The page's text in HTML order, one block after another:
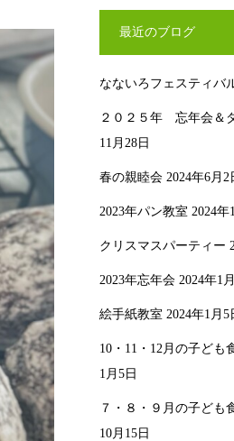
最近のブログ
なないろフェスティバ
２０２５年 忘年会＆
11月28日
春の親睦会 2024年6月2
2023年パン教室 2024年
クリスマスパーティー
2023年忘年会 2024年1
絵手紙教室 2024年1月5
10・11・12月の子ども
1月5日
７・８・９月の子ども
10月15日